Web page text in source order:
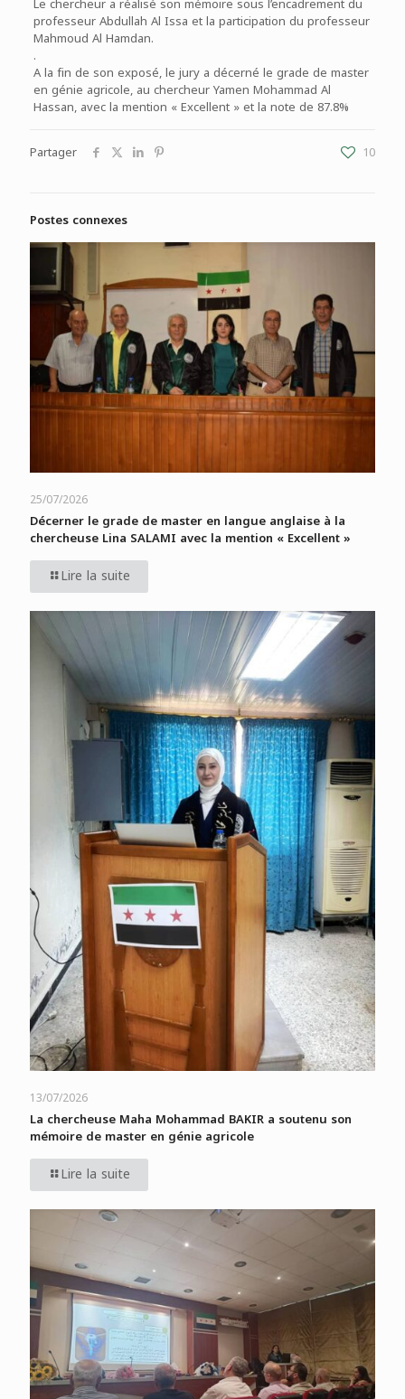
professeur Abdullah Al Issa et la participation du professeur
Mahmoud Al Hamdan.
.
A la fin de son exposé, le jury a décerné le grade de master
en génie agricole, au chercheur Yamen Mohammad Al
Hassan, avec la mention « Excellent » et la note de 87.8%
Partager
10
Postes connexes
25/07/2026
Décerner le grade de master en langue anglaise à la
chercheuse Lina SALAMI avec la mention « Excellent »
Lire la suite
13/07/2026
La chercheuse Maha Mohammad BAKIR a soutenu son
mémoire de master en génie agricole
Lire la suite